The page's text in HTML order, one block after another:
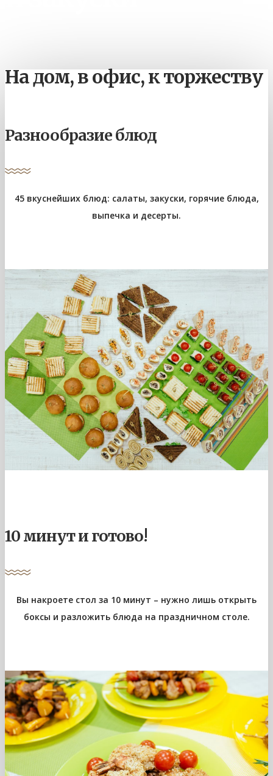
На дом, в офис, к торжеству
Разнообразие блюд
45 вкуснейших блюд: салаты, закуски, горячие блюда,
выпечка и десерты.
10 минут и готово!
Вы накроете стол за 10 минут – нужно лишь открыть
боксы и разложить блюда на праздничном столе.